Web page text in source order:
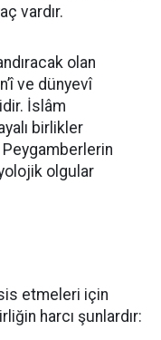
vardır.
olan
ve dünyevî
İslâm
birlikler
Peygamberlerin
olgular
etmeleri için
harcı şunlardır: